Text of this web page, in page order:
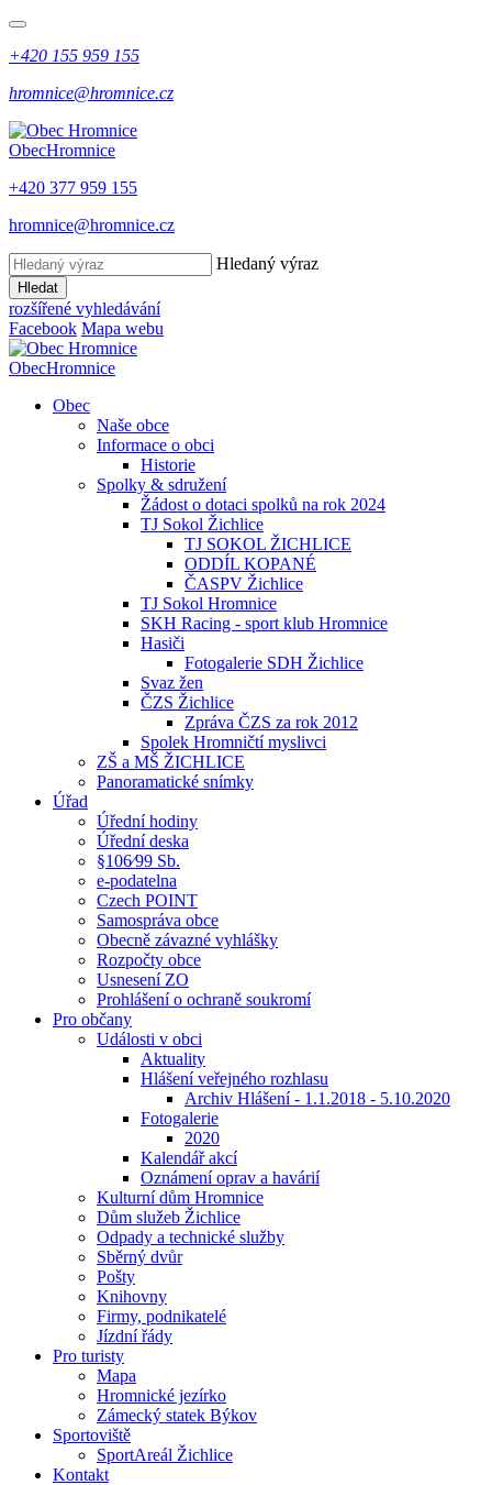
+420 155 959 155
hromnice@hromnice.cz
ObecHromnice
+420 377 959 155
hromnice@hromnice.cz
Hledaný výraz
Hledat
rozšířené vyhledávání
Facebook Mapa webu
ObecHromnice
Obec
Naše obce
Informace o obci
Historie
Spolky & sdružení
Žádost o dotaci spolků na rok 2024
TJ Sokol Žichlice
TJ SOKOL ŽICHLICE
ODDÍL KOPANÉ
ČASPV Žichlice
TJ Sokol Hromnice
SKH Racing - sport klub Hromnice
Hasiči
Fotogalerie SDH Žichlice
Svaz žen
ČZS Žichlice
Zpráva ČZS za rok 2012
Spolek Hromničtí myslivci
ZŠ a MŠ ŽICHLICE
Panoramatické snímky
Úřad
Úřední hodiny
Úřední deska
§106⁄99 Sb.
e-podatelna
Czech POINT
Samospráva obce
Obecně závazné vyhlášky
Rozpočty obce
Usnesení ZO
Prohlášení o ochraně soukromí
Pro občany
Události v obci
Aktuality
Hlášení veřejného rozhlasu
Archiv Hlášení - 1.1.2018 - 5.10.2020
Fotogalerie
2020
Kalendář akcí
Oznámení oprav a havárií
Kulturní dům Hromnice
Dům služeb Žichlice
Odpady a technické služby
Sběrný dvůr
Pošty
Knihovny
Firmy, podnikatelé
Jízdní řády
Pro turisty
Mapa
Hromnické jezírko
Zámecký statek Býkov
Sportoviště
SportAreál Žichlice
Kontakt